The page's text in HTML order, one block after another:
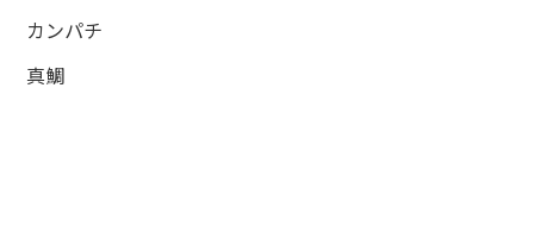
カンパチ
真鯛